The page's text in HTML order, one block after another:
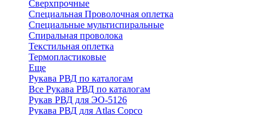
Сверхпрочные
Специальная Проволочная оплетка
Специальные мультиспиральные
Спиральная проволока
Текстильная оплетка
Термопластиковые
Еще
Рукава РВД по каталогам
Все Рукава РВД по каталогам
Рукав РВД для ЭО-5126
Рукава РВД для Atlas Copco